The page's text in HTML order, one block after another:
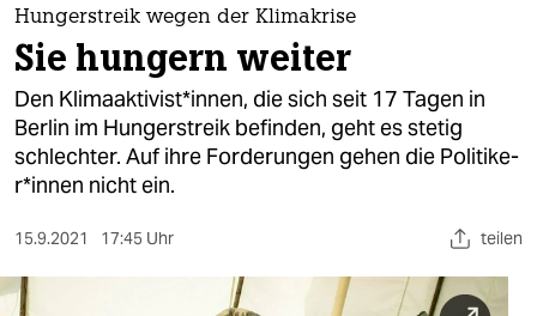
themen
politik
öko
gesellschaft
kultur
sport
Hungerstreik wegen der Klimakrise
Sie hungern weiter
Den Klimaaktivist*innen, die sich seit 17 Tagen in
Berlin im Hungerstreik befinden, geht es stetig
schlechter. Auf ihre Forderungen gehen die Po­li­ti­ke­
r*in­nen nicht ein.
15.9.2021 17:45 Uhr teilen